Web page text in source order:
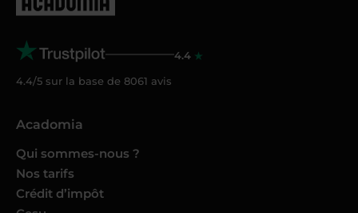
4.4
4.4/5 sur la base de 8061 avis
Acadomia
Qui sommes-nous ?
Nos tarifs
Crédit d’impôt